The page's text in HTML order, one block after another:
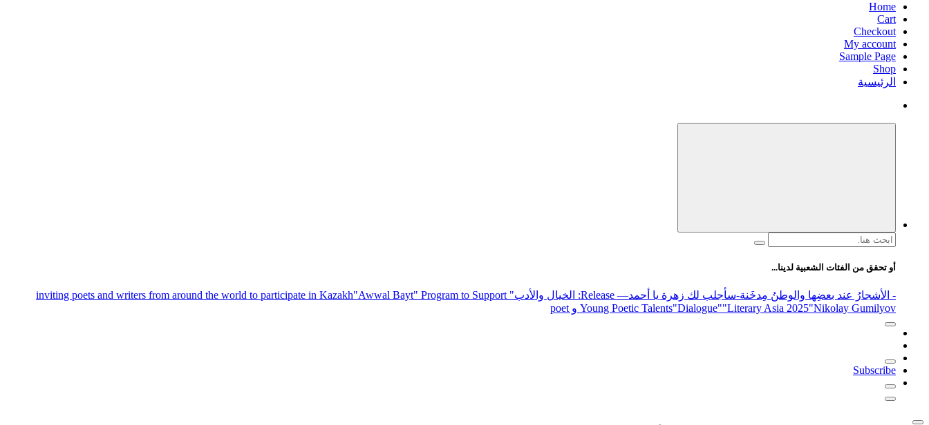
Home
Cart
Checkout
My account
Sample Page
Shop
الرئيسية
البحث
أو تحقق من الفئات الشعبية لدينا...
- الأشجارُ عند بعضِها والوطنُ مِدخَنة-سأجلب لك زهرة يا أحمد— Release : الخيال والأدب" inviting poets and writers from around the world to participate in Kazakh
"Awwal Bayt" Program to Support
Young Poetic Talents"Dialogue""Literary Asia 2025"Nikolay Gumilyov و poet
Subscribe